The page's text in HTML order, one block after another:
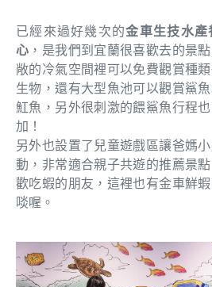
已經來過好幾次的金車生技水產
心 ，是我們到宜蘭很喜歡去的景
敞的冷氣空間裡可以免費觀賞種
生物，還有大型魚池可以觀賞鯊
魟魚，另外很刺激的餵鯊魚行程
加！
另外也設置了兒童遊戲區讓爸媽
動，非常適合親子共遊的推薦景
歡吃蝦的朋友，這裡也有金車鮮
啖喔。